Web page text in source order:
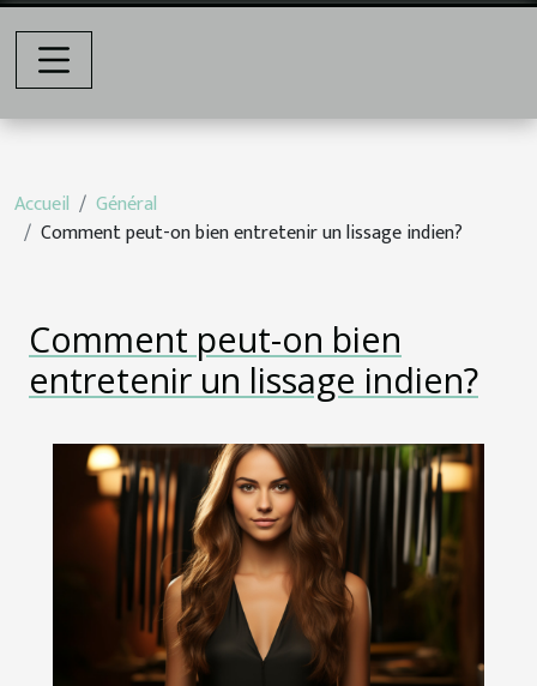
Accueil
Général
Comment peut-on bien entretenir un lissage indien?
Comment peut-on bien
entretenir un lissage indien?